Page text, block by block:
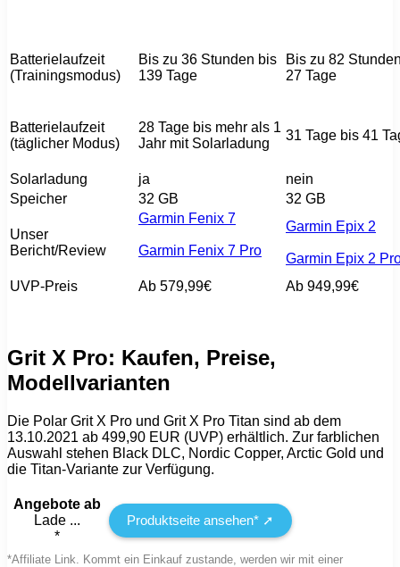
Batterielaufzeit
(Trainingsmodus)
Bis zu 36 Stunden bis
139 Tage
Bis zu 82
27 Tage
Batterielaufzeit
(täglicher Modus)
28 Tage bis mehr als 1
Jahr mit Solarladung
31 Tage bis 41
Solarladung ja
nein
Speicher
32 GB 32 GB
Unser
Bericht/Review
Garmin Fenix 7
Garmin Fenix 7 Pro
Garmin Epix 2
Garmin Epix 2
UVP-Preis
Ab 579,99€ Ab 949,99€
Grit X Pro: Kaufen, Preise,
Modellvarianten
Die Polar Grit X Pro und Grit X Pro Titan sind ab dem
13.10.2021 ab 499,90 EUR (UVP) erhältlich. Zur farblichen
Auswahl stehen Black DLC, Nordic Copper, Arctic Gold und
die Titan-Variante zur Verfügung.
Angebote ab
Lade ...
*
Produktseite ansehen* ➚
*Affiliate Link. Kommt ein Einkauf zustande, werden wir mit einer